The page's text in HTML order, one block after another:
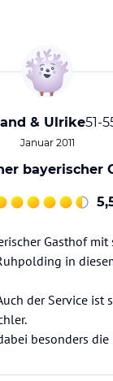
& Ulrike51-
Januar 2011
bayerischer
Gasthof
in
der Service
besonders die